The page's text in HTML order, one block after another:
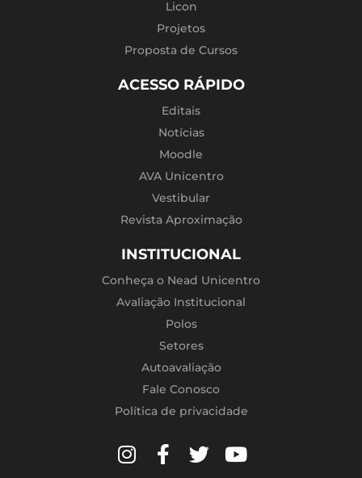
Licon
Projetos
Proposta de Cursos
ACESSO RÁPIDO
Editais
Notícias
Moodle
AVA Unicentro
Vestibular
Revista Aproximação
INSTITUCIONAL
Conheça o Nead Unicentro
Avaliação Institucional
Polos
Setores
Autoavaliação
Fale Conosco
Política de privacidade